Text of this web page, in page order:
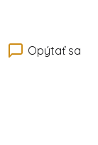
Opýtať sa